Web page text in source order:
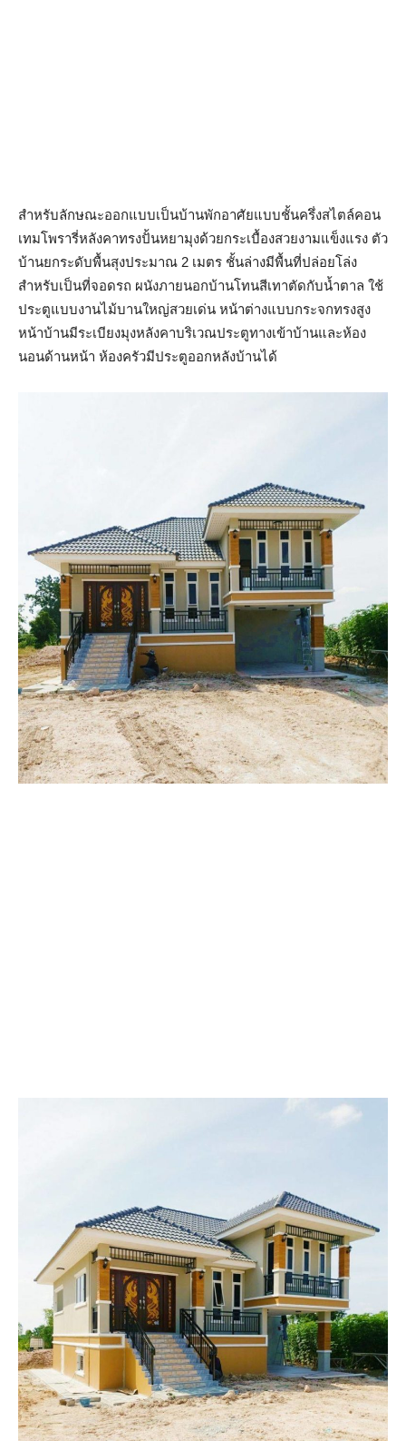
สำหรับลักษณะออกแบบเป็นบ้านพักอาศัยแบบชั้นครึ่งสไตล์คอน
เทมโพรารี่หลังคาทรงปั้นหยามุงด้วยกระเบื้องสวยงามแข็งแรง ตัว
บ้านยกระดับพื้นสุงประมาณ 2 เมตร ชั้นล่างมีพื้นที่ปล่อยโล่ง
สำหรับเป็นที่จอดรถ ผนังภายนอกบ้านโทนสีเทาตัดกับน้ำตาล ใช้
ประตูแบบงานไม้บานใหญ่สวยเด่น หน้าต่างแบบกระจกทรงสูง
หน้าบ้านมีระเบียงมุงหลังคาบริเวณประตูทางเข้าบ้านและห้อง
นอนด้านหน้า ห้องครัวมีประตูออกหลังบ้านได้